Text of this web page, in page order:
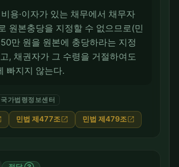
·이자가 있는 채무에서 채무자
원본충당을 지정할 수 없으므로(민
만 원을 원본에 충당하라는 지정
, 채권자가 그 수령을 거절하여도
빠지지 않는다.
국가법령정보센터
민법 제477조 open_in_new 민법 제479조 open_in_new